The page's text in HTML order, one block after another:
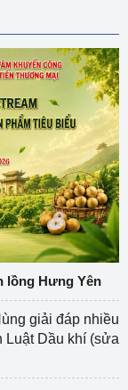
lồng Hưng Yên
giải đáp nhiều
Luật Dầu khí (sửa